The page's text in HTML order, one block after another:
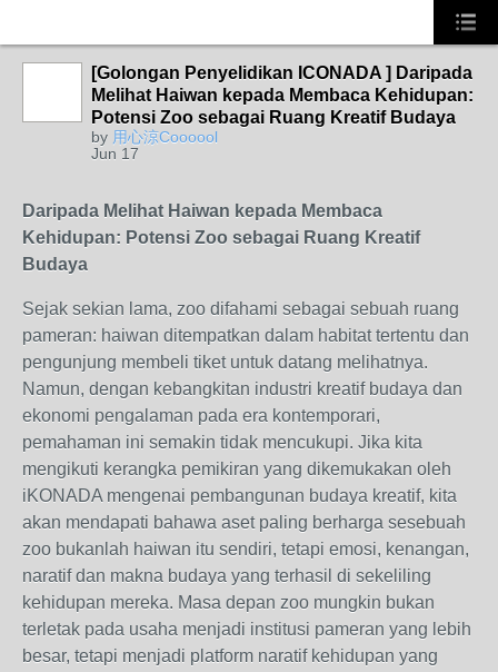
[Golongan Penyelidikan ICONADA ] Daripada
Melihat Haiwan kepada Membaca Kehidupan:
Potensi Zoo sebagai Ruang Kreatif Budaya
by 用心涼Coooool
Jun 17
Daripada Melihat Haiwan kepada Membaca
Kehidupan: Potensi Zoo sebagai Ruang Kreatif
Budaya
Sejak sekian lama, zoo difahami sebagai sebuah ruang
pameran: haiwan ditempatkan dalam habitat tertentu dan
pengunjung membeli tiket untuk datang melihatnya.
Namun, dengan kebangkitan industri kreatif budaya dan
ekonomi pengalaman pada era kontemporari,
pemahaman ini semakin tidak mencukupi. Jika kita
mengikuti kerangka pemikiran yang dikemukakan oleh
iKONADA mengenai pembangunan budaya kreatif, kita
akan mendapati bahawa aset paling berharga sesebuah
zoo bukanlah haiwan itu sendiri, tetapi emosi, kenangan,
naratif dan makna budaya yang terhasil di sekeliling
kehidupan mereka. Masa depan zoo mungkin bukan
terletak pada usaha menjadi institusi pameran yang lebih
besar, tetapi menjadi platform naratif kehidupan yang